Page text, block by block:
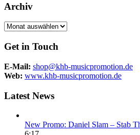
Archiv
Archiv
Get in Touch
E-Mail: shop@khb-musicpromotion.de
Web: www.khb-musicpromotion.de
Latest News
New Promo: Daniel Slam – Stab